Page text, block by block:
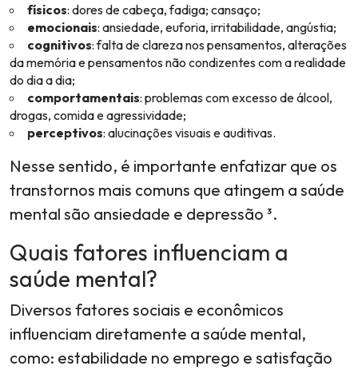
físicos: dores de cabeça, fadiga; cansaço;
emocionais: ansiedade, euforia, irritabilidade, angústia;
cognitivos: falta de clareza nos pensamentos, alterações
da memória e pensamentos não condizentes com a realidade
do dia a dia;
comportamentais: problemas com excesso de álcool,
drogas, comida e agressividade;
perceptivos: alucinações visuais e auditivas.
Nesse sentido, é importante enfatizar que os
transtornos mais comuns que atingem a saúde
mental são ansiedade e depressão ³.
Quais fatores influenciam a
saúde mental?
Diversos fatores sociais e econômicos
influenciam diretamente a saúde mental,
como: estabilidade no emprego e satisfação